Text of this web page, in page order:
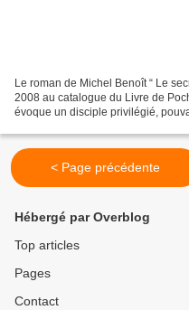
Le roman de Michel Benoît “ Le
2008 au catalogue du Livre de
évoque un disciple privilégié,
< Page précédente
Hébergé par Overblog
Top articles
Pages
Contact